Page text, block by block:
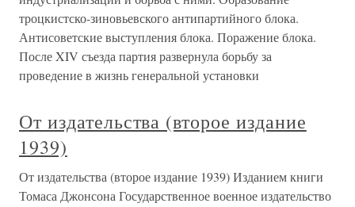
троцкистско-зиновьевского антипартийного блока.
Антисоветские выступления блока. Поражение блока.
После XIV съезда партия развернула борьбу за
проведение в жизнь генеральной установки
От издательства (второе издание
1939)
От издательства (второе издание 1939) Изданием книги
Томаса Джонсона Государственное военное издательство